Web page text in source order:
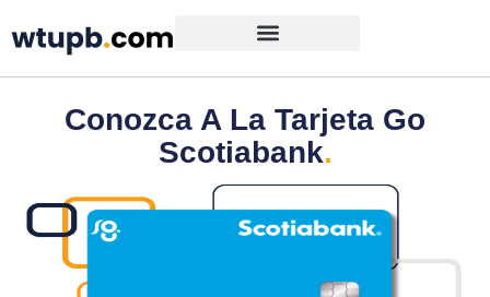
Conozca A La Tarjeta Go
Scotiabank.